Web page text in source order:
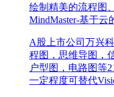
绘制精美的流程图
MindMaster-基于云
A股上市公司万兴
程图，思维导图，
户型图，电路图等
一定程度可替代